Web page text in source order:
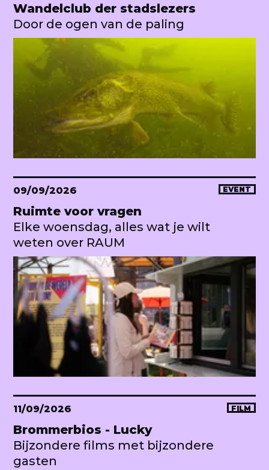
Wandelclub der stadslezers
Door de ogen van de paling
09/09/2026 EVENT
Ruimte voor vragen
Elke woensdag, alles wat je wilt
weten over RAUM
11/09/2026 FILM
Brommerbios - Lucky
Bijzondere films met bijzondere
gasten